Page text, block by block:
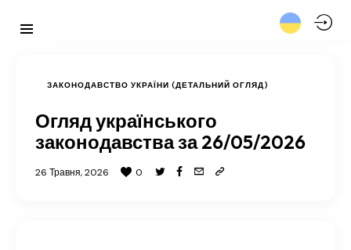
ЗАКОНОДАВСТВО УКРАЇНИ (ДЕТАЛЬНИЙ ОГЛЯД)
Огляд українського
законодавства за 26/05/2026
26 Травня, 2026 0